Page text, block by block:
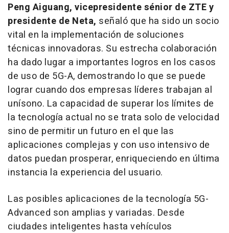
Peng Aiguang, vicepresidente sénior de ZTE y
presidente de Neta, señaló que ha sido un socio
vital en la implementación de soluciones
técnicas innovadoras. Su estrecha colaboración
ha dado lugar a importantes logros en los casos
de uso de 5G-A, demostrando lo que se puede
lograr cuando dos empresas líderes trabajan al
unísono. La capacidad de superar los límites de
la tecnología actual no se trata solo de velocidad
sino de permitir un futuro en el que las
aplicaciones complejas y con uso intensivo de
datos puedan prosperar, enriqueciendo en última
instancia la experiencia del usuario.
Las posibles aplicaciones de la tecnología 5G-
Advanced son amplias y variadas. Desde
ciudades inteligentes hasta vehículos